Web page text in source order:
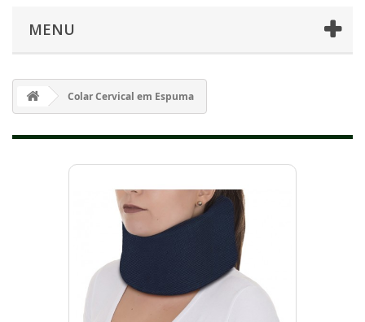
MENU
Colar Cervical em Espuma